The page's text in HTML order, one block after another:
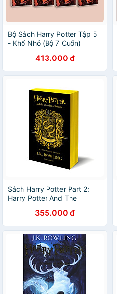
Bộ Sách Harry Potter Tập 5
- Khổ Nhỏ (Bộ 7 Cuốn)
413.000 đ
Sách Harry Potter Part 2:
Harry Potter And The
(Paperback) (Harry Potter
và phòng chứa bí mật)
(English Book)
355.000 đ